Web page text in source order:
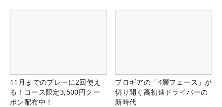
11月までのプレーに2回使え
る！コース限定3,500円クー
ポン配布中！
プロギアの「4層フェース」が
切り開く高初速ドライバーの
新時代